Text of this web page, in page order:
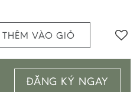
THÊM VÀO GIỎ
ĐĂNG KÝ NGAY